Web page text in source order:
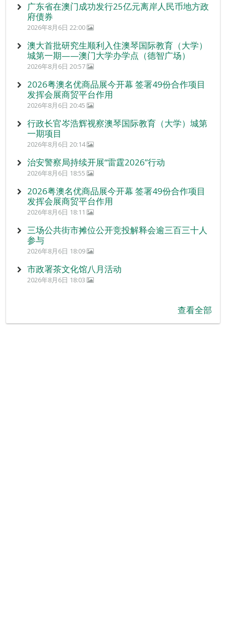
广东省在澳门成功发行25亿元离岸人民币地方政
府债券
2026年8月6日 22:00
澳大首批研究生顺利入住澳琴国际教育（大学）
城第一期——澳门大学办学点（德智广场）
2026年8月6日 20:57
2026粤澳名优商品展今开幕 签署49份合作项目
发挥会展商贸平台作用
2026年8月6日 20:45
行政长官岑浩辉视察澳琴国际教育（大学）城第
一期项目
2026年8月6日 20:14
治安警察局持续开展“雷霆2026”行动
2026年8月6日 18:55
2026粤澳名优商品展今开幕 签署49份合作项目
发挥会展商贸平台作用
2026年8月6日 18:11
三场公共街市摊位公开竞投解释会逾三百三十人
参与
2026年8月6日 18:09
市政署茶文化馆八月活动
2026年8月6日 18:03
查看全部